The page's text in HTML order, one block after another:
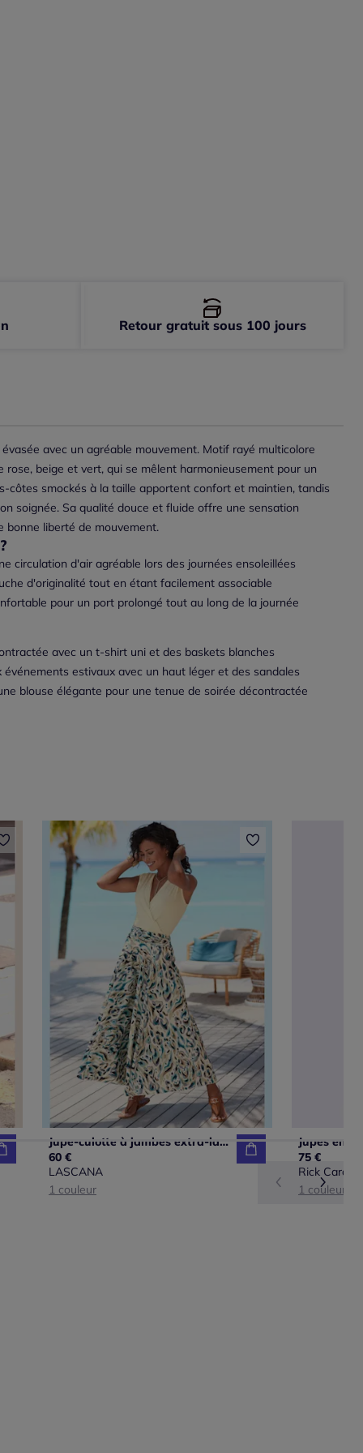
avec un agréable mouvement. Motif rayé multicolore
beige et vert, qui se mêlent harmonieusement pour un
côtes smockés à la taille apportent confort et maintien, tandis
soignée. Sa qualité douce et fluide offre une sensation
bonne liberté de mouvement.
circulation d'air agréable lors des journées ensoleillées
d'originalité tout en étant facilement associable
pour un port prolongé tout au long de la journée
avec un t-shirt uni et des baskets blanches
estivaux avec un haut léger et des sandales
blouse élégante pour une tenue de soirée décontractée
Retour gratuit sous 100 jours
Jupe-culotte à jambes extra-larges avec imprimé fluide
60 €
LASCANA
1 couleur
75 €
Rick
1 couleur